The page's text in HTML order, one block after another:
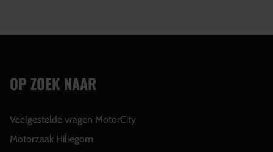
OP ZOEK NAAR
Veelgestelde vragen MotorCity
Motorzaak Hillegom